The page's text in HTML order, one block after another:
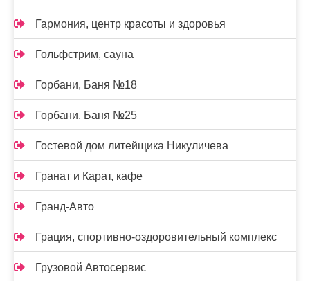
Гармония, центр красоты и здоровья
Гольфстрим, сауна
Горбани, Баня №18
Горбани, Баня №25
Гостевой дом литейщика Никуличева
Гранат и Карат, кафе
Гранд-Авто
Грация, спортивно-оздоровительный комплекс
Грузовой Автосервис